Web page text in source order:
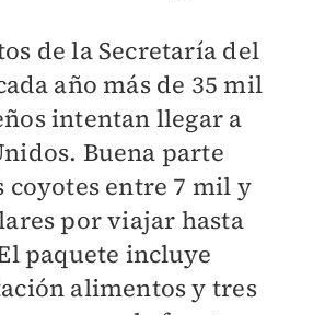
de la Secretaría del
año más de 35 mil
intentan llegar a
Buena parte
coyotes entre 7 mil y
por viajar hasta
paquete incluye
alimentos y tres